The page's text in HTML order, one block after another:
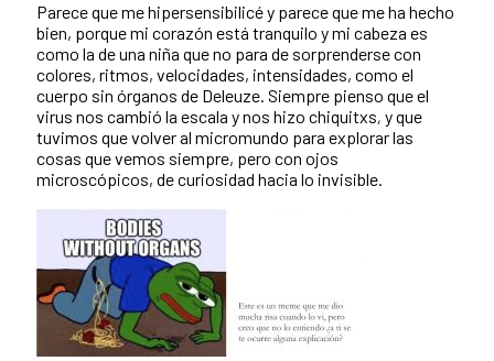
Parece que me hipersensibilicé y parece que me ha hecho
bien, porque mi corazón está tranquilo y mi cabeza es
como la de una niña que no para de sorprenderse con
colores, ritmos, velocidades, intensidades, como el
cuerpo sin órganos de Deleuze. Siempre pienso que el
virus nos cambió la escala y nos hizo chiquitxs, y que
tuvimos que volver al micromundo para explorar las
cosas que vemos siempre, pero con ojos
microscópicos, de curiosidad hacia lo invisible.